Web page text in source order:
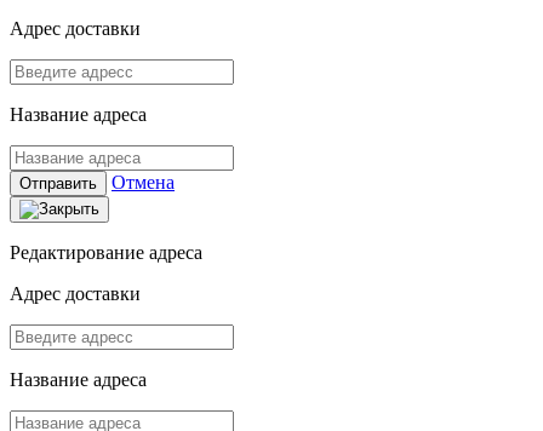
Адрес доставки
Название адреса
Отправить Отмена
Редактирование адреса
Адрес доставки
Название адреса